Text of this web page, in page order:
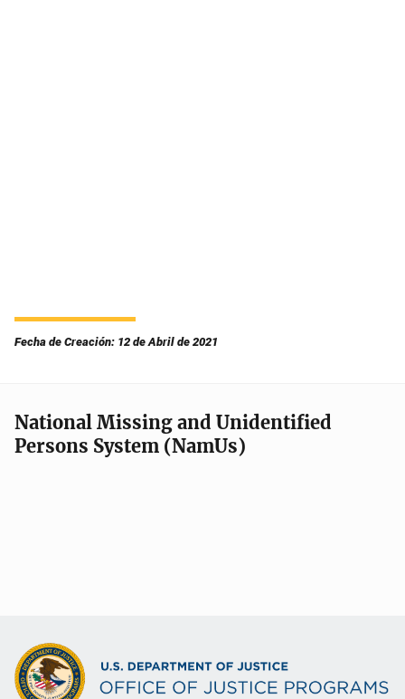
Fecha de Creación: 12 de Abril de 2021
National Missing and Unidentified
Persons System (NamUs)